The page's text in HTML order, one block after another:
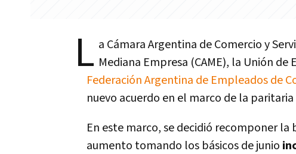
L a Cámara Argentina de Comercio y
Mediana Empresa (CAME), la Unión
Federación Argentina de Empleados de
nuevo acuerdo en el marco de la
En este marco, se decidió recomponer
aumento tomando los básicos de junio